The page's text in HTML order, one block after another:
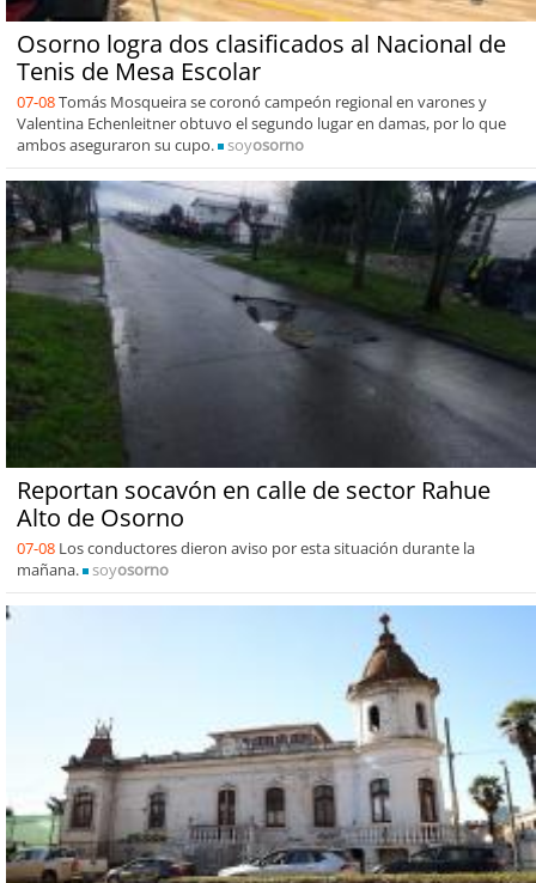
Osorno logra dos clasificados al Nacional de
Tenis de Mesa Escolar
07-08Tomás Mosqueira se coronó campeón regional en varones y
Valentina Echenleitner obtuvo el segundo lugar en damas, por lo que
ambos aseguraron su cupo.
soyosorno
Reportan socavón en calle de sector Rahue
Alto de Osorno
07-08 Los conductores dieron aviso por esta situación durante la
mañana.
soyosorno